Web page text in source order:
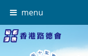
menu